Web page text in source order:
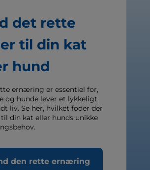
det rette
til din kat
hund
ernæring er essentiel for,
og hunde lever et lykkeligt
liv. Se her, hvilket foder der
til din kat eller hunds unikke
den rette ernæring